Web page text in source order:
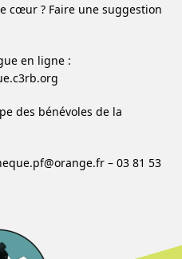
cœur ? Faire une suggestion
en ligne :
des bénévoles de la
– 03 81 53